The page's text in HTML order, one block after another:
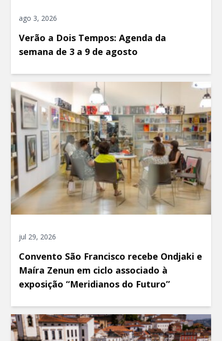
ago 3, 2026
Verão a Dois Tempos: Agenda da
semana de 3 a 9 de agosto
jul 29, 2026
Convento São Francisco recebe Ondjaki e
Maíra Zenun em ciclo associado à
exposição “Meridianos do Futuro”